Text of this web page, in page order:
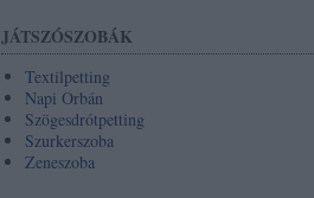
JÁTSZÓSZOBÁK
Textilpetting
Napi Orbán
Szögesdrótpetting
Szurkerszoba
Zeneszoba